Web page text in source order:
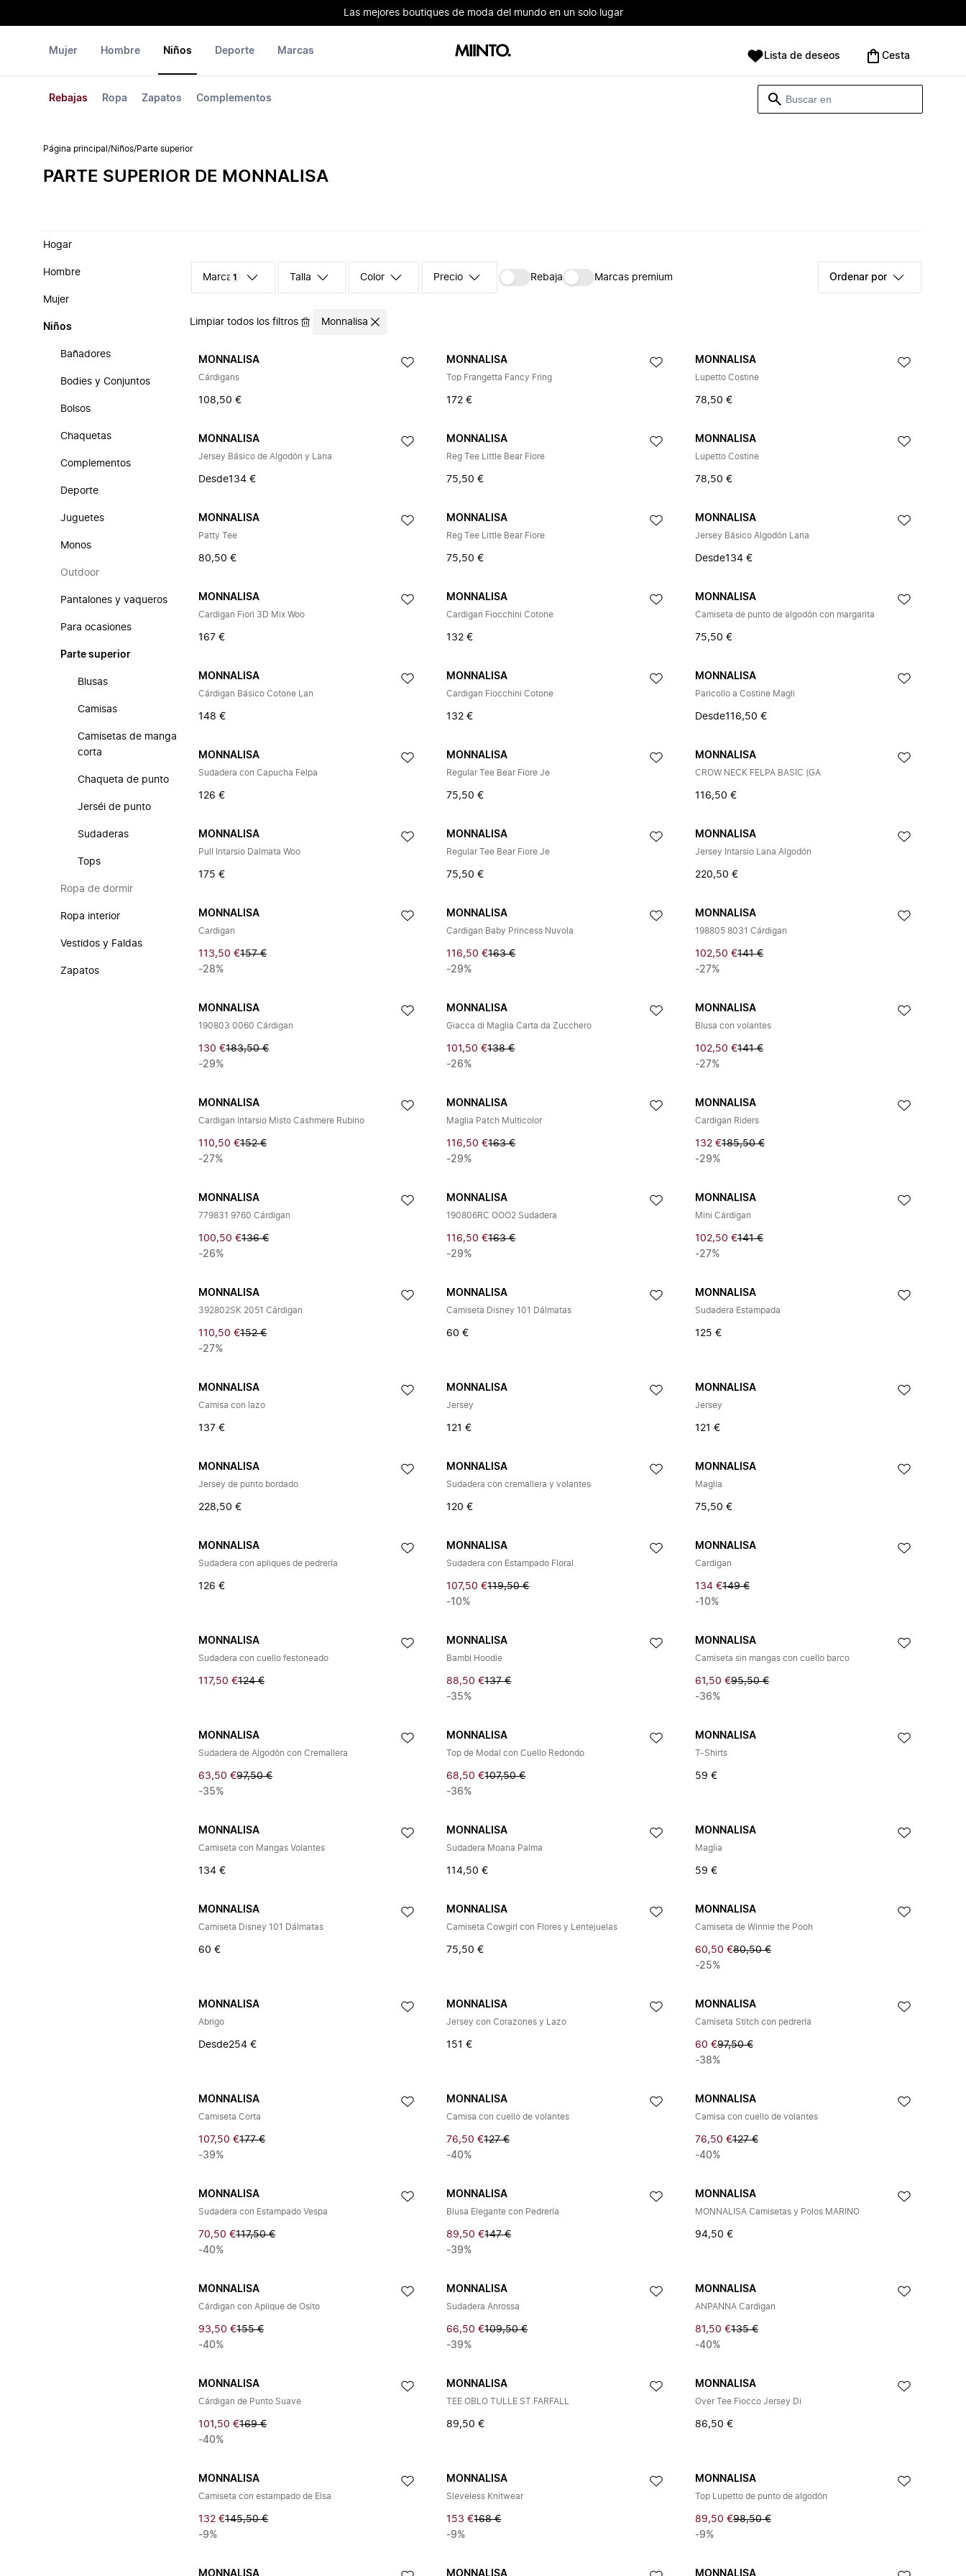
Las mejores boutiques de moda del mundo en un solo lugar
Mujer Hombre Niños
Rebajas Ropa Zapatos Complementos
Deporte Marcas Lista de deseos Cesta
Página principal /Niños/Parte superior
PARTE SUPERIOR DE MONNALISA
Hogar
Hombre
Mujer
Niños
Bañadores
Bodies y Conjuntos
Bolsos
Chaquetas
Complementos
Deporte
Juguetes
Monos
Outdoor
Pantalones y vaqueros
Para ocasiones
Parte superior
Blusas
Camisas
Camisetas de manga
corta
Chaqueta de punto
Jerséi de punto
Sudaderas
Tops
Ropa de dormir
Ropa interior
Vestidos y Faldas
Zapatos
Marca 1 Talla Color Precio Rebaja Marcas premium Ordenar por
Limpiar todos los filtros Monnalisa
MONNALISA
Cárdigans
108,50 €
MONNALISA
Top Frangetta Fancy Fring
172 €
MONNALISA
Lupetto Costine
78,50 €
MONNALISA
Jersey Básico de Algodón y Lana
Desde134 €
MONNALISA
Reg Tee Little Bear Fiore
75,50 €
MONNALISA
Lupetto Costine
78,50 €
MONNALISA
Patty Tee
80,50 €
MONNALISA
Reg Tee Little Bear Fiore
75,50 €
MONNALISA
Jersey Básico Algodón Lana
Desde134 €
MONNALISA
Cardigan Fiori 3D Mix Woo
167 €
MONNALISA
Cardigan Fiocchini Cotone
132 €
MONNALISA
Camiseta de punto de algodón con margarita
75,50 €
MONNALISA
Cárdigan Básico Cotone Lan
148 €
MONNALISA
Cardigan Fiocchini Cotone
132 €
MONNALISA
Paricollo a Costine Magli
Desde116,50 €
MONNALISA
Sudadera con Capucha Felpa
126 €
MONNALISA
Regular Tee Bear Fiore Je
75,50 €
MONNALISA
CROW NECK FELPA BASIC (GA
116,50 €
MONNALISA
Pull Intarsio Dalmata Woo
175 €
MONNALISA
Regular Tee Bear Fiore Je
75,50 €
MONNALISA
Jersey Intarsio Lana Algodón
220,50 €
MONNALISA
Cardigan
113,50 €157 €
-28%
MONNALISA
Cardigan Baby Princess Nuvola
116,50 €163 €
-29%
MONNALISA
198805 8031 Cárdigan
102,50 €141 €
-27%
MONNALISA
190803 0060 Cárdigan
130 €183,50 €
-29%
MONNALISA
Giacca di Maglia Carta da Zucchero
101,50 €138 €
-26%
MONNALISA
Blusa con volantes
102,50 €141 €
-27%
MONNALISA
Cardigan Intarsio Misto Cashmere Rubino
110,50 €152 €
-27%
MONNALISA
Maglia Patch Multicolor
116,50 €163 €
-29%
MONNALISA
Cardigan Riders
132 €185,50 €
-29%
MONNALISA
779831 9760 Cárdigan
100,50 €136 €
-26%
MONNALISA
190806RC OOO2 Sudadera
116,50 €163 €
-29%
MONNALISA
Mini Cárdigan
102,50 €141 €
-27%
MONNALISA
392802SK 2051 Cárdigan
110,50 €152 €
-27%
MONNALISA
Camiseta Disney 101 Dálmatas
60 €
MONNALISA
Sudadera Estampada
125 €
MONNALISA
Camisa con lazo
137 €
MONNALISA
Jersey
121 €
MONNALISA
Jersey
121 €
MONNALISA
Jersey de punto bordado
228,50 €
MONNALISA
Sudadera con cremallera y volantes
120 €
MONNALISA
Maglia
75,50 €
MONNALISA
Sudadera con apliques de pedrería
126 €
MONNALISA
Sudadera con Estampado Floral
107,50 €119,50 €
-10%
MONNALISA
Cardigan
134 €149 €
-10%
MONNALISA
Sudadera con cuello festoneado
117,50 €124 €
MONNALISA
Bambi Hoodie
88,50 €137 €
-35%
MONNALISA
Camiseta sin mangas con cuello barco
61,50 €95,50 €
-36%
MONNALISA
Sudadera de Algodón con Cremallera
63,50 €97,50 €
-35%
MONNALISA
Top de Modal con Cuello Redondo
68,50 €107,50 €
-36%
MONNALISA
T-Shirts
59 €
MONNALISA
Camiseta con Mangas Volantes
134 €
MONNALISA
Sudadera Moana Palma
114,50 €
MONNALISA
Maglia
59 €
MONNALISA
Camiseta Disney 101 Dálmatas
60 €
MONNALISA
Camiseta Cowgirl con Flores y Lentejuelas
75,50 €
MONNALISA
Camiseta de Winnie the Pooh
60,50 €80,50 €
-25%
MONNALISA
Abrigo
Desde254 €
MONNALISA
Jersey con Corazones y Lazo
151 €
MONNALISA
Camiseta Stitch con pedrería
60 €97,50 €
-38%
MONNALISA
Camiseta Corta
107,50 €177 €
-39%
MONNALISA
Camisa con cuello de volantes
76,50 €127 €
-40%
MONNALISA
Camisa con cuello de volantes
76,50 €127 €
-40%
MONNALISA
Sudadera con Estampado Vespa
70,50 €117,50 €
-40%
MONNALISA
Blusa Elegante con Pedrería
89,50 €147 €
-39%
MONNALISA
MONNALISA Camisetas y Polos MARINO
94,50 €
MONNALISA
Cárdigan con Aplique de Osito
93,50 €155 €
-40%
MONNALISA
Sudadera Anrossa
66,50 €109,50 €
-39%
MONNALISA
ANPANNA Cardigan
81,50 €135 €
-40%
MONNALISA
Cárdigan de Punto Suave
101,50 €169 €
-40%
MONNALISA
TEE OBLO TULLE ST.FARFALL
89,50 €
MONNALISA
Over Tee Fiocco Jersey Di
86,50 €
MONNALISA
Camiseta con estampado de Elsa
132 €145,50 €
-9%
MONNALISA
Sleveless Knitwear
153 €168 €
-9%
MONNALISA
Top Lupetto de punto de algodón
89,50 €98,50 €
-9%
MONNALISA MONNALISA MONNALISA